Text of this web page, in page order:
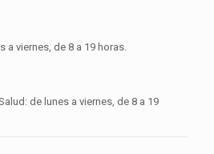
a viernes, de 8 a 19 horas.
de lunes a viernes, de 8 a 19